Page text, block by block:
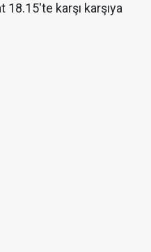
18.15'te karşı karşıya